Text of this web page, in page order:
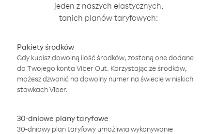
jeden z naszych elastycznych,
tanich planów taryfowych:
Pakiety środków
Gdy kupisz dowolną ilość środków, zostaną one dodane
do Twojego konta Viber Out. Korzystając ze środków,
możesz dzwonić na dowolny numer na świecie w niskich
stawkach Viber.
30-dniowe plany taryfowe
30-dniowy plan taryfowy umożliwia wykonywanie